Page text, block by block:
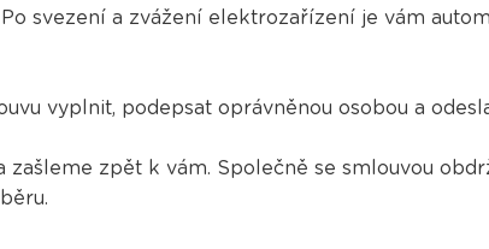
svezení a zvážení elektrozařízení je vám
vyplnit, podepsat oprávněnou osobou a
zpět k vám. Společně se smlouvou